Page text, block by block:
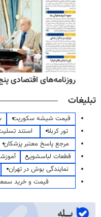
روزنامه‌های اقتصادی پنج‌شنبه ۱۵
تبلیغات
قیمت شیشه سکوریت
تور کربلا
استند
مرجع پاسخ معتبر پزشکان
قطعات لباسشویی
نمایندگی بوش در تهران
قیمت و خرید